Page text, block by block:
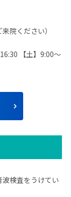
院ください）
【土】9:00～
検査をうけてい